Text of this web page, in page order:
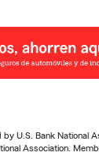
U.S. Bank National
Association.